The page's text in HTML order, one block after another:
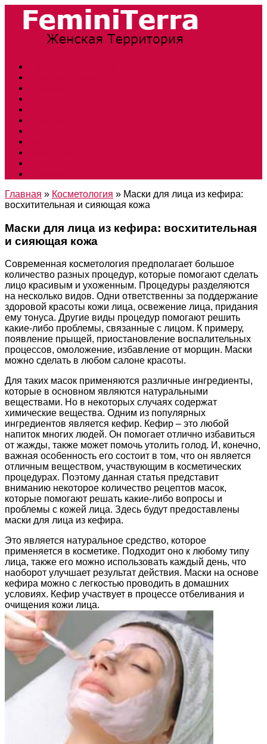
Главная » Косметология » Маски для лица из кефира:
восхитительная и сияющая кожа
Маски для лица из кефира: восхитительная
и сияющая кожа
Современная косметология предполагает большое
количество разных процедур, которые помогают сделать
лицо красивым и ухоженным. Процедуры разделяются
на несколько видов. Одни ответственны за поддержание
здоровой красоты кожи лица, освежение лица, придания
ему тонуса. Другие виды процедур помогают решить
какие-либо проблемы, связанные с лицом. К примеру,
появление прыщей, приостановление воспалительных
процессов, омоложение, избавление от морщин. Маски
можно сделать в любом салоне красоты.
Для таких масок применяются различные ингредиенты,
которые в основном являются натуральными
веществами. Но в некоторых случаях содержат
химические вещества. Одним из популярных
ингредиентов является кефир. Кефир – это любой
напиток многих людей. Он помогает отлично избавиться
от жажды, также может помочь утолить голод. И, конечно,
важная особенность его состоит в том, что он является
отличным веществом, участвующим в косметических
процедурах. Поэтому данная статья представит
вниманию некоторое количество рецептов масок,
которые помогают решать какие-либо вопросы и
проблемы с кожей лица. Здесь будут предоставлены
маски для лица из кефира.
Это является натуральное средство, которое
применяется в косметике. Подходит оно к любому типу
лица, также его можно использовать каждый день, что
наоборот улучшает результат действия. Маски на основе
кефира можно с легкостью проводить в домашних
условиях. Кефир участвует в процессе отбеливания и
очищения кожи лица.